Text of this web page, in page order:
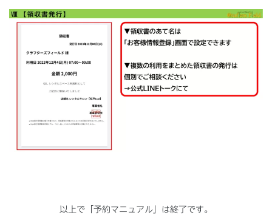
以上で「予約マニュアル」は終了です。